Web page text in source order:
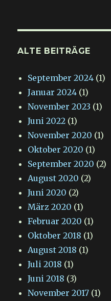
ALTE BEITRÄGE
September 2024 (1)
Januar 2024 (1)
November 2023 (1)
Juni 2022 (1)
November 2020 (1)
Oktober 2020 (1)
September 2020 (2)
August 2020 (2)
Juni 2020 (2)
März 2020 (1)
Februar 2020 (1)
Oktober 2018 (1)
August 2018 (1)
Juli 2018 (1)
Juni 2018 (3)
November 2017 (1)